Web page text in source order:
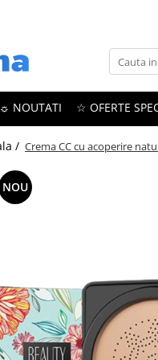
☼ NOUTATI ☆ OFERTE
/ Crema CC cu acoperire
NOU